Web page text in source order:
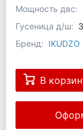
Мощность двс:
Гусеница д/ш:
Бренд: IKUDZO
В